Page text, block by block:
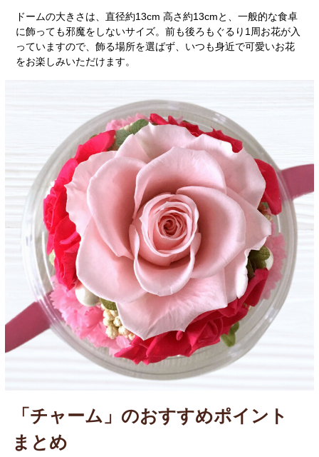
ドームの大きさは、直径約13cm 高さ約13cmと、一般的な食卓
に飾っても邪魔をしないサイズ。前も後ろもぐるり1周お花が入
っていますので、飾る場所を選ばず、いつも身近で可愛いお花
をお楽しみいただけます。
「チャーム」のおすすめポイント
まとめ